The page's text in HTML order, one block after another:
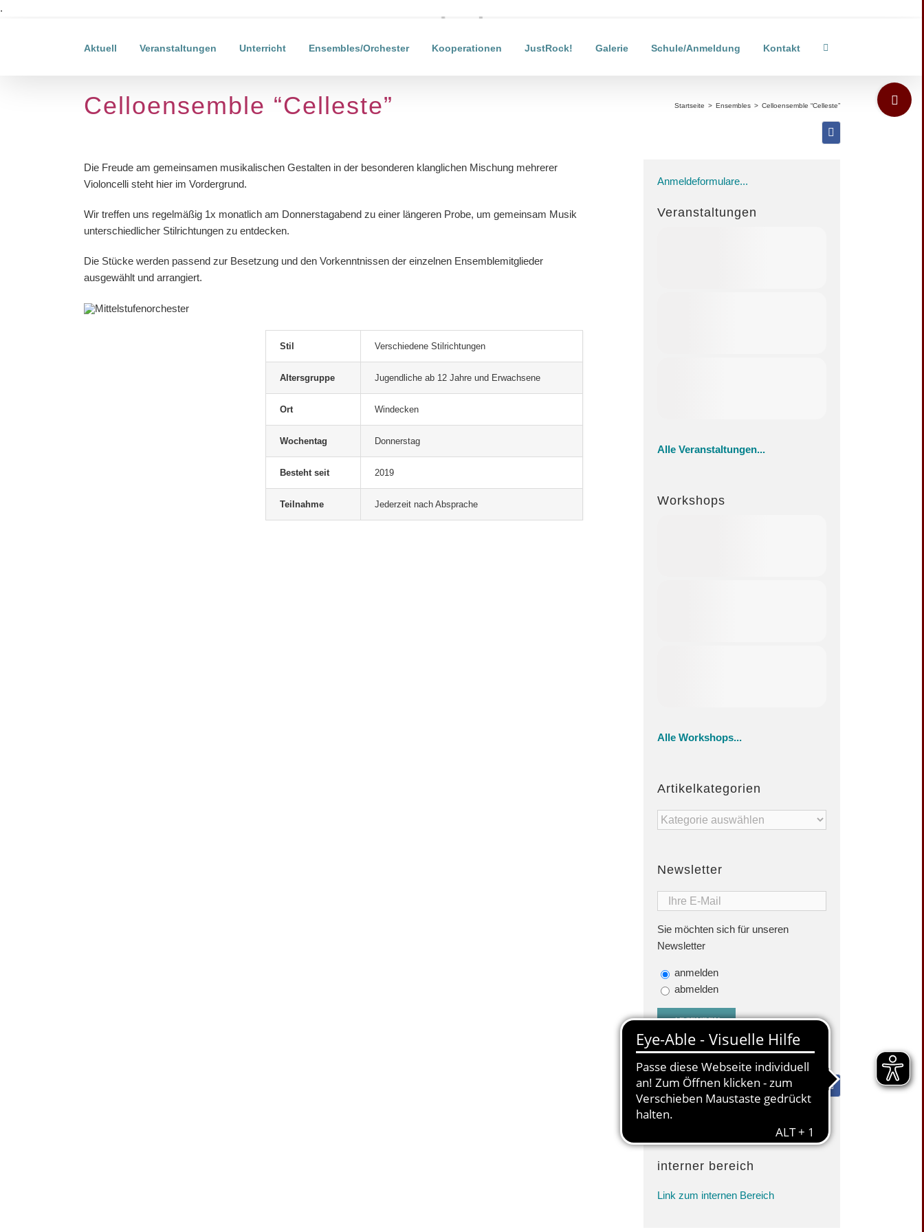
.
Aktuell Veranstaltungen Unterricht Ensembles/Orchester Kooperationen JustRock! Galerie Schule/Anmeldung Kontakt
Celloensemble “Celleste” Startseite > Ensembles > Celloensemble “Celleste”
Die Freude am gemeinsamen musikalischen Gestalten in der besonderen klanglichen Mischung mehrerer
Violoncelli steht hier im Vordergrund.
Wir treffen uns regelmäßig 1x monatlich am Donnerstagabend zu einer längeren Probe, um gemeinsam Musik
unterschiedlicher Stilrichtungen zu entdecken.
Die Stücke werden passend zur Besetzung und den Vorkenntnissen der einzelnen Ensemblemitglieder
ausgewählt und arrangiert.
Stil Verschiedene Stilrichtungen
Altersgruppe Jugendliche ab 12 Jahre und Erwachsene
Ort Windecken
Wochentag Donnerstag
Besteht seit 2019
Teilnahme Jederzeit nach Absprache
Anmeldeformulare...
Veranstaltungen
Alle Veranstaltungen...
Workshops
Alle Workshops...
Artikelkategorien
Artikelkategorien
Newsletter
Sie möchten sich für unseren
Newsletter
anmelden
abmelden
Facebook
interner bereich
Link zum internen Bereich
Toggle
Sliding